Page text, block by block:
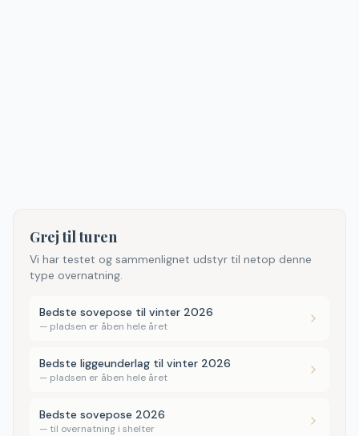
Grej til turen
Vi har testet og sammenlignet udstyr til netop denne
type overnatning.
Bedste sovepose til vinter 2026
— pladsen er åben hele året
Bedste liggeunderlag til vinter 2026
— pladsen er åben hele året
Bedste sovepose 2026
— til overnatning i shelter